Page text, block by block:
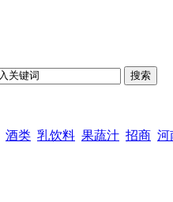
酒类 乳饮料 果蔬汁 招商 河